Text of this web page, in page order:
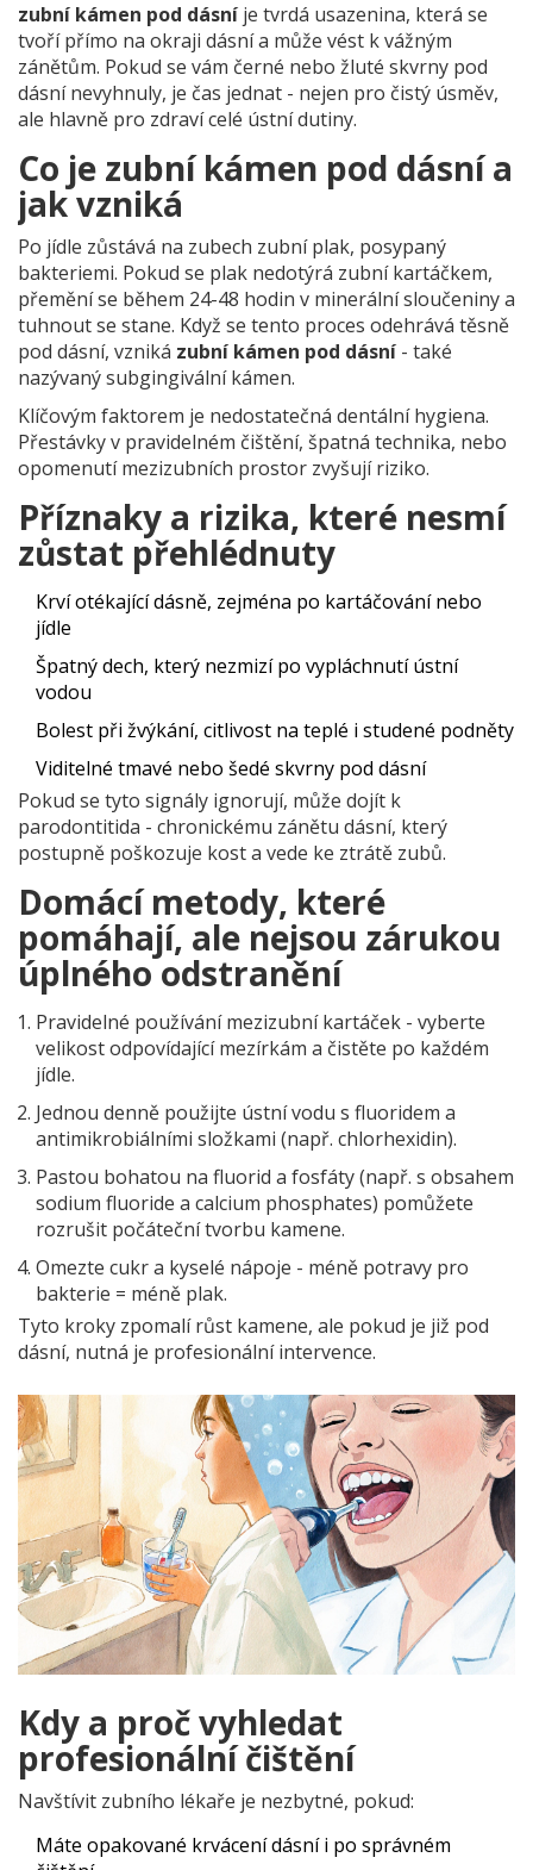
zubní kámen pod dásní je tvrdá usazenina, která se
tvoří přímo na okraji dásní a může vést k vážným
zánětům. Pokud se vám černé nebo žluté skvrny pod
dásní nevyhnuly, je čas jednat - nejen pro čistý úsměv,
ale hlavně pro zdraví celé ústní dutiny.
Co je zubní kámen pod dásní a
jak vzniká
Po jídle zůstává na zubech zubní plak, posypaný
bakteriemi. Pokud se plak nedotýrá zubní kartáčkem,
přemění se během 24-48 hodin v minerální sloučeniny a
tuhnout se stane. Když se tento proces odehrává těsně
pod dásní, vzniká zubní kámen pod dásní - také
nazývaný subgingivální kámen.
Klíčovým faktorem je nedostatečná dentální hygiena.
Přestávky v pravidelném čištění, špatná technika, nebo
opomenutí mezizubních prostor zvyšují riziko.
Příznaky a rizika, které nesmí
zůstat přehlédnuty
Krví otékající dásně, zejména po kartáčování nebo
jídle
Špatný dech, který nezmizí po vypláchnutí ústní
vodou
Bolest při žvýkání, citlivost na teplé i studené podněty
Viditelné tmavé nebo šedé skvrny pod dásní
Pokud se tyto signály ignorují, může dojít k
parodontitida - chronickému zánětu dásní, který
postupně poškozuje kost a vede ke ztrátě zubů.
Domácí metody, které
pomáhají, ale nejsou zárukou
úplného odstranění
Pravidelné používánímezizubní kartáček - vyberte
velikost odpovídající mezírkám a čistěte po každém
jídle.
Jednou denně použijte ústní vodu s fluoridem a
antimikrobiálními složkami (např. chlorhexidin).
Pastou bohatou na fluorid a fosfáty (např. s obsahem
sodium fluoride a calcium phosphates) pomůžete
rozrušit počáteční tvorbu kamene.
Omezte cukr a kyselé nápoje - méně potravy pro
bakterie = méně plak.
Tyto kroky zpomalí růst kamene, ale pokud je již pod
dásní, nutná je profesionální intervence.
Kdy a proč vyhledat
profesionální čištění
Navštívit zubního lékaře je nezbytné, pokud:
Máte opakované krvácení dásní i po správném